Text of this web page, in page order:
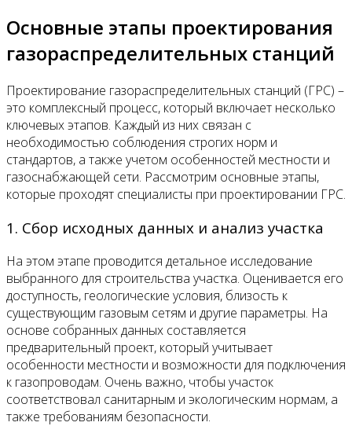
Основные этапы проектирования
газораспределительных станций
Проектирование газораспределительных станций (ГРС) –
это комплексный процесс, который включает несколько
ключевых этапов. Каждый из них связан с
необходимостью соблюдения строгих норм и
стандартов, а также учетом особенностей местности и
газоснабжающей сети. Рассмотрим основные этапы,
которые проходят специалисты при проектировании ГРС.
1. Сбор исходных данных и анализ участка
На этом этапе проводится детальное исследование
выбранного для строительства участка. Оценивается его
доступность, геологические условия, близость к
существующим газовым сетям и другие параметры. На
основе собранных данных составляется
предварительный проект, который учитывает
особенности местности и возможности для подключения
к газопроводам. Очень важно, чтобы участок
соответствовал санитарным и экологическим нормам, а
также требованиям безопасности.